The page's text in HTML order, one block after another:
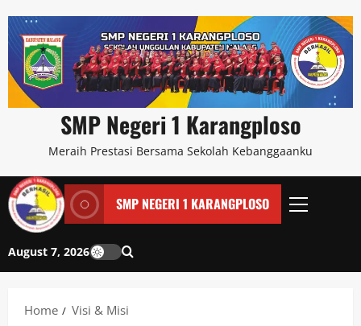
SMP Negeri 1 Karangploso
Meraih Prestasi Bersama Sekolah Kebanggaanku
SMP NEGERI 1 KARANGPLOSO
August 7, 2026
Home Visi & Misi